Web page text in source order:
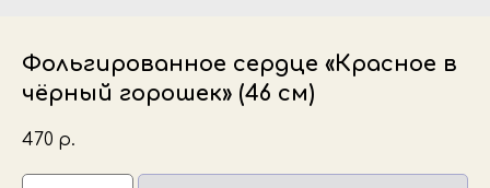
Фольгированное сердце «Красное в
чёрный горошек» (46 см)
470 р.